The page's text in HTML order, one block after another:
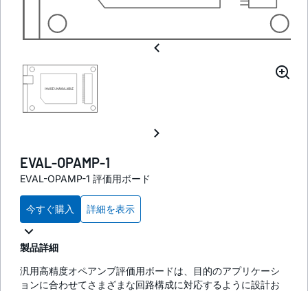
EVAL-OPAMP-1
EVAL-OPAMP-1 評価用ボード
今すぐ購入 詳細を表示
製品詳細
汎用高精度オペアンプ評価用ボードは、目的のアプリケーシ
ョンに合わせてさまざまな回路構成に対応するように設計お